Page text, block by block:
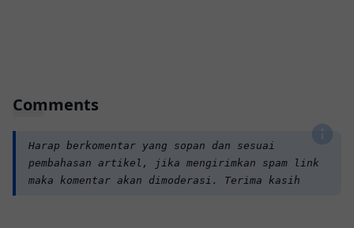
Comments
Harap berkomentar yang sopan dan sesuai
pembahasan artikel, jika mengirimkan spam link
maka komentar akan dimoderasi. Terima kasih